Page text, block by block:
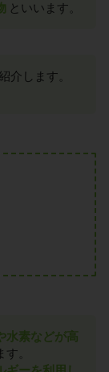
といいます。
介します。
水素などが高
す。